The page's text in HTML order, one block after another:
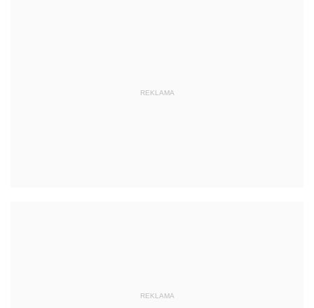
REKLAMA
REKLAMA